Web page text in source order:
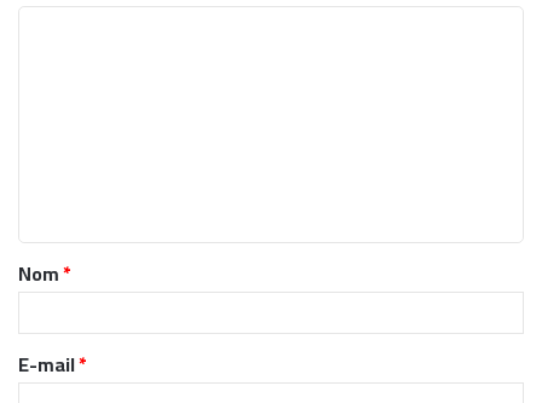
t
a
r
e
Nom*
E-mail*